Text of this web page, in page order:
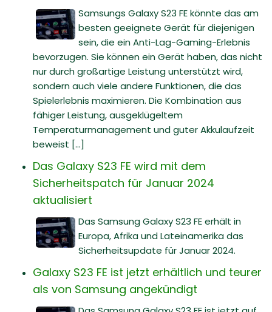
Samsungs Galaxy S23 FE könnte das am
besten geeignete Gerät für diejenigen
sein, die ein Anti-Lag-Gaming-Erlebnis
bevorzugen. Sie können ein Gerät haben, das nicht
nur durch großartige Leistung unterstützt wird,
sondern auch viele andere Funktionen, die das
Spielerlebnis maximieren. Die Kombination aus
fähiger Leistung, ausgeklügeltem
Temperaturmanagement und guter Akkulaufzeit
beweist [...]
Das Galaxy S23 FE wird mit dem
Sicherheitspatch für Januar 2024
aktualisiert
Das Samsung Galaxy S23 FE erhält in
Europa, Afrika und Lateinamerika das
Sicherheitsupdate für Januar 2024.
Galaxy S23 FE ist jetzt erhältlich und teurer
als von Samsung angekündigt